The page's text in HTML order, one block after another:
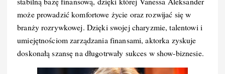
może prowadzić komfortowe życie oraz rozwijać się w
branży rozrywkowej. Dzięki swojej charyzmie, talentowi i
umiejętnościom zarządzania finansami, aktorka zyskuje
doskonałą szansę na długotrwały sukces w show-biznesie.